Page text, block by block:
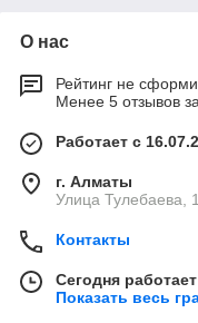
производителей.
мышц, энергетические
низкоуглеводные для
Каждый батончик
Казахстану по
Протеиновые
Протеиновые
О нас
Рейтинг не
Менее 5 отзывов
Работает с
г. Алматы
Улица Тулебаева,
Контакты
Сегодня
Показать весь